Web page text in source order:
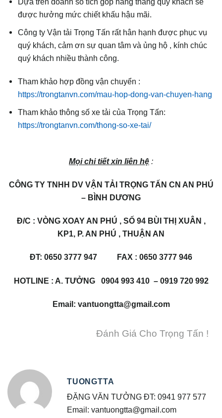
được hưởng mức chiết khấu hậu mãi.
Công ty Vận tải Trọng Tấn rất hân hạnh được phục vụ
quý khách, cảm ơn sự quan tâm và ủng hộ , kính chúc
quý khách nhiều thành công.
Tham khảo hợp đồng vận chuyển :
https://trongtanvn.com/mau-hop-dong-van-chuyen-hang
Tham khảo thông số xe tải của Trọng Tấn:
https://trongtanvn.com/thong-so-xe-tai/
Mọi chi tiết xin liên hệ :
CÔNG TY TNHH DV VẬN TẢI TRỌNG TẤN CN AN PHÚ
– BÌNH DƯƠNG
Đ/C : VÒNG XOAY AN PHÚ , SỐ 94 BÙI THỊ XUÂN ,
KP1, P. AN PHÚ , THUẬN AN
ĐT: 0650 3777 947 FAX : 0650 3777 946
HOTLINE : A. TƯỞNG 0904 993 410 – 0919 720 992
Email: vantuongtta@gmail.com
Đánh Giá Cho Trọng Tấn !
TUONGTTA
ĐẶNG VĂN TƯỞNG ĐT: 0941 977 577
Email: vantuongtta@gmail.com